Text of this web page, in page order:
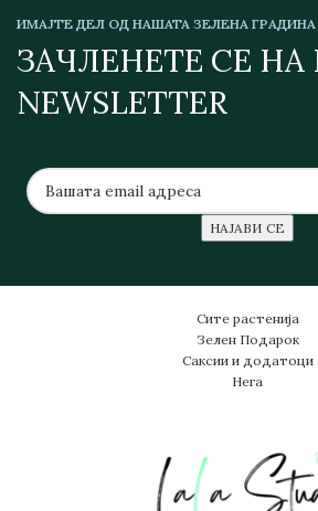
ИМАЈТЕ ДЕЛ ОД НАШАТА ЗЕЛЕНА ГРАДИНА
ЗАЧЛЕНЕТЕ СЕ
NEWSLETTER
Сите растенија
Зелен Подарок
Саксии и додатоци
Нега